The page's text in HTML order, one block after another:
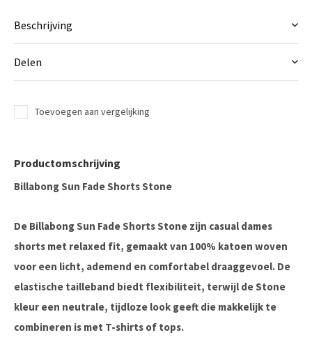
Beschrijving
Delen
Toevoegen aan vergelijking
Productomschrijving
Billabong Sun Fade Shorts Stone
De Billabong Sun Fade Shorts Stone zijn casual dames
shorts met relaxed fit, gemaakt van 100% katoen woven
voor een licht, ademend en comfortabel draaggevoel. De
elastische tailleband biedt flexibiliteit, terwijl de Stone
kleur een neutrale, tijdloze look geeft die makkelijk te
combineren is met T-shirts of tops.